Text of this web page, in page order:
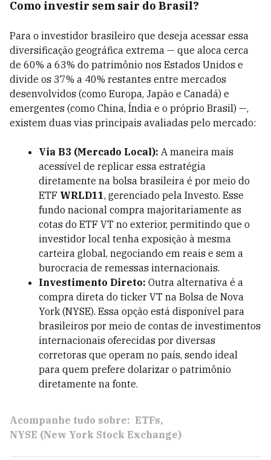
Como investir sem sair do Brasil?
Para o investidor brasileiro que deseja acessar essa
diversificação geográfica extrema — que aloca cerca
de 60% a 63% do patrimônio nos Estados Unidos e
divide os 37% a 40% restantes entre mercados
desenvolvidos (como Europa, Japão e Canadá) e
emergentes (como China, Índia e o próprio Brasil) —,
existem duas vias principais avaliadas pelo mercado:
Via B3 (Mercado Local): A maneira mais
acessível de replicar essa estratégia
diretamente na bolsa brasileira é por meio do
ETF WRLD11, gerenciado pela Investo. Esse
fundo nacional compra majoritariamente as
cotas do ETF VT no exterior, permitindo que o
investidor local tenha exposição à mesma
carteira global, negociando em reais e sem a
burocracia de remessas internacionais.
Investimento Direto: Outra alternativa é a
compra direta do ticker VT na Bolsa de Nova
York (NYSE). Essa opção está disponível para
brasileiros por meio de contas de investimentos
internacionais oferecidas por diversas
corretoras que operam no país, sendo ideal
para quem prefere dolarizar o patrimônio
diretamente na fonte.
Acompanhe tudo sobre: ETFs
NYSE (New York Stock Exchange)